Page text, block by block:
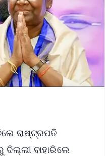
ରାଷ୍ଟ୍ରପତି
ବାହାରିଲେ